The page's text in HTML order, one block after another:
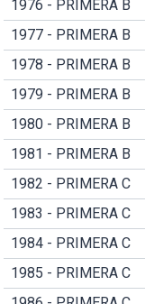
1976 - PRIMERA B
1977 - PRIMERA B
1978 - PRIMERA B
1979 - PRIMERA B
1980 - PRIMERA B
1981 - PRIMERA B
1982 - PRIMERA C
1983 - PRIMERA C
1984 - PRIMERA C
1985 - PRIMERA C